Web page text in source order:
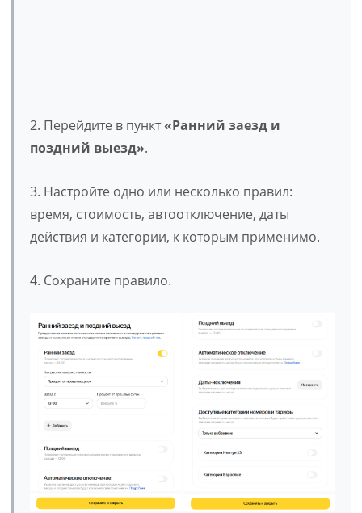
2. Перейдите в пункт«Ранний заезд и
поздний выезд».
3. Настройте одно или несколько правил:
время, стоимость, автоотключение, даты
действия и категории, к которым применимо.
4. Сохраните правило.